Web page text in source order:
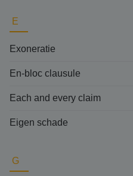
E
Exoneratie
En-bloc clausule
Each and every claim
Eigen schade
G